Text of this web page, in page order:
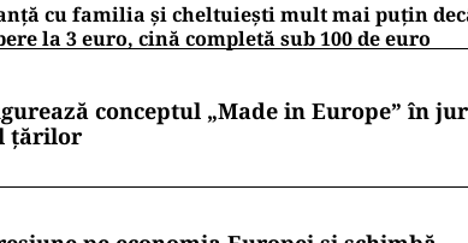
se întorc acasă de sărbători, în special din
Franța, Italia, Spania.
24.